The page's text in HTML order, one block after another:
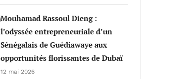
Mouhamad Rassoul Dieng :
l’odyssée entrepreneuriale d’un
Sénégalais de Guédiawaye aux
opportunités florissantes de Dubaï
12 mai 2026